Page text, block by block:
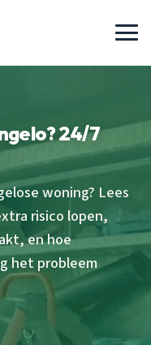
24/7
woning? Lees
risico lopen,
en hoe
het probleem